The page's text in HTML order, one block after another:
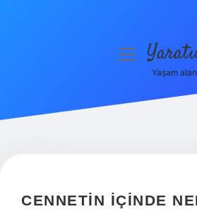
Hakkımızda
menüyü
Yaşam
CENNETIN IÇINDE